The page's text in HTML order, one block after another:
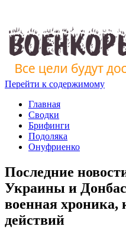
Перейти к содержимому
Главная
Сводки
Брифинги
Подоляка
Онуфриенко
Последние
Украины и
военная хроника,
действий